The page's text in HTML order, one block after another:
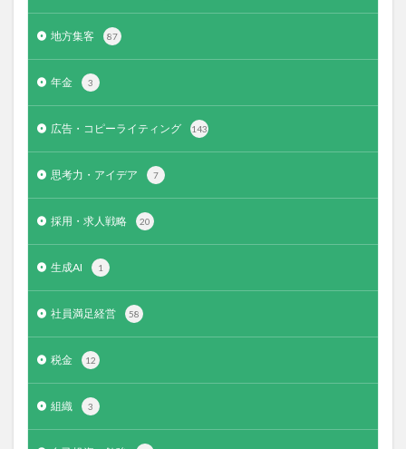
地方集客 87
年金 3
広告・コピーライティング 143
思考力・アイデア 7
採用・求人戦略 20
生成AI 1
社員満足経営 58
税金 12
組織 3